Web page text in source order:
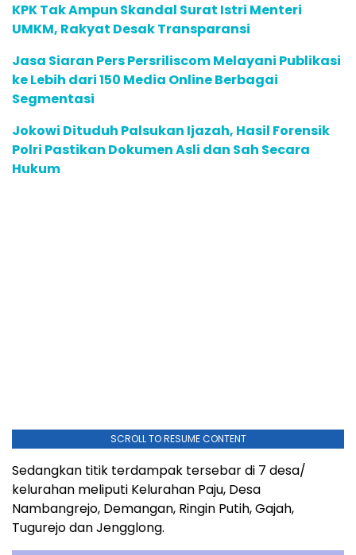
KPK Tak Ampun Skandal Surat Istri Menteri
UMKM, Rakyat Desak Transparansi
Jasa Siaran Pers Persriliscom Melayani Publikasi
ke Lebih dari 150 Media Online Berbagai
Segmentasi
Jokowi Dituduh Palsukan Ijazah, Hasil Forensik
Polri Pastikan Dokumen Asli dan Sah Secara
Hukum
SCROLL TO RESUME CONTENT
Sedangkan titik terdampak tersebar di 7 desa/
kelurahan meliputi Kelurahan Paju, Desa
Nambangrejo, Demangan, Ringin Putih, Gajah,
Tugurejo dan Jengglong.